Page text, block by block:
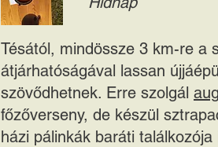
Tésától, mindössze 3 km-re a
átjárhatóságával lassan
szövődhetnek. Erre szolgál
főzőverseny, de készül
házi pálinkák baráti